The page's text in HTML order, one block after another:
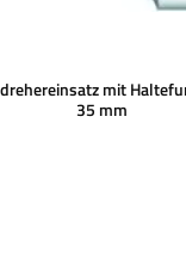
mit
35 mm